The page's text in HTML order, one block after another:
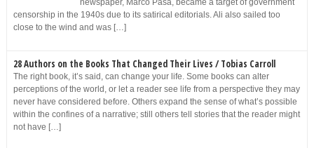
newspaper, Marco Pasa, became a target of government
censorship in the 1940s due to its satirical editorials. Ali also sailed too
close to the wind and was […]
28 Authors on the Books That Changed Their Lives / Tobias Carroll
The right book, it’s said, can change your life. Some books can alter
perceptions of the world, or let a reader see life from a perspective they may
never have considered before. Others expand the sense of what’s possible
within the confines of a narrative; still others tell stories that the reader might
not have […]